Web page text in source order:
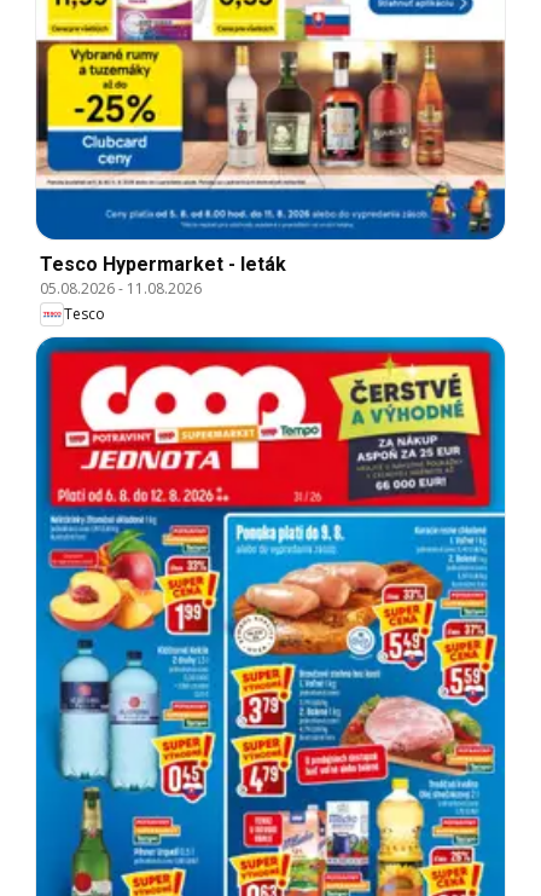
Tesco Hypermarket - leták
05.08.2026- 11.08.2026
Tesco